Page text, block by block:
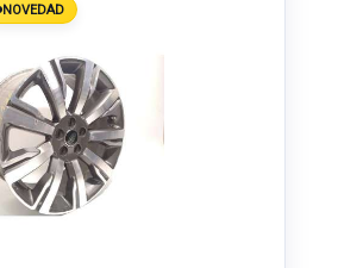
NOVEDAD